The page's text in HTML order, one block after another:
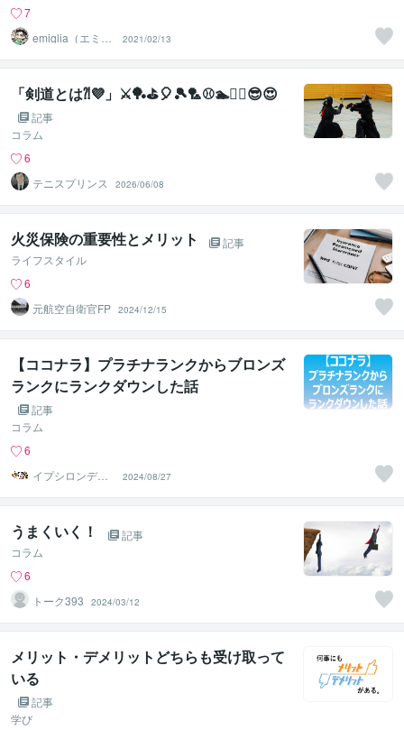
7
emiglia（エミリ
ア）
2021/02/13
「剣道とは⁈💜」⚔️🏓⛳🎈🎾🏸⚾🏊🚴‍♀️😎😍
記事
コラム
6
テニスプリンス
2026/06/08
火災保険の重要性とメリット
記事
ライフスタイル
6
元航空自衛官FP 2024/12/15
【ココナラ】プラチナランクからブロンズ
ランクにランクダウンした話
記事
コラム
6
イプシロンデル
タ＠個人事業主
2024/08/27
うまくいく！
記事
コラム
6
トーク393
2024/03/12
メリット・デメリットどちらも受け取って
いる
記事
学び